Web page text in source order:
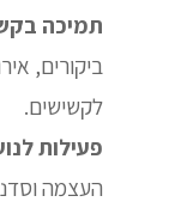
תמיכה
ביקורים,
לקשישים.
פעילות
העצמה